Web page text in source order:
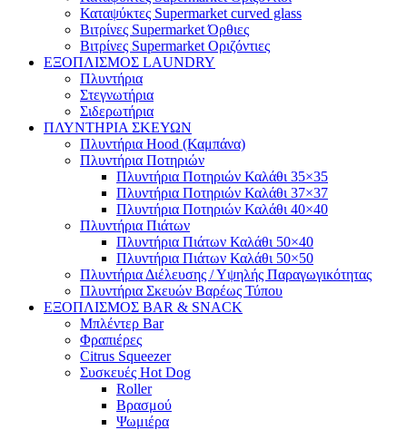
Καταψύκτες Supermarket curved glass
Βιτρίνες Supermarket Όρθιες
Βιτρίνες Supermarket Οριζόντιες
ΕΞΟΠΛΙΣΜΟΣ LAUNDRY
Πλυντήρια
Στεγνωτήρια
Σιδερωτήρια
ΠΛΥΝΤΗΡΙΑ ΣΚΕΥΩΝ
Πλυντήρια Hood (Καμπάνα)
Πλυντήρια Ποτηριών
Πλυντήρια Ποτηριών Καλάθι 35×35
Πλυντήρια Ποτηριών Καλάθι 37×37
Πλυντήρια Ποτηριών Καλάθι 40×40
Πλυντήρια Πιάτων
Πλυντήρια Πιάτων Καλάθι 50×40
Πλυντήρια Πιάτων Καλάθι 50×50
Πλυντήρια Διέλευσης / Υψηλής Παραγωγικότητας
Πλυντήρια Σκευών Βαρέως Τύπου
ΕΞΟΠΛΙΣΜΟΣ BAR & SNACK
Μπλέντερ Bar
Φραπιέρες
Citrus Squeezer
Συσκευές Hot Dog
Roller
Βρασμού
Ψωμιέρα